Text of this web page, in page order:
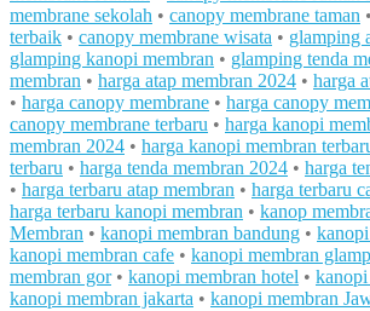
membrane sekolah • canopy membrane taman •
terbaik • canopy membrane wisata • glamping
glamping kanopi membran • glamping tenda
membran • harga atap membran 2024 • harga
• harga canopy membrane • harga canopy
canopy membrane terbaru • harga kanopi
membran 2024 • harga kanopi membran
terbaru • harga tenda membran 2024 • harga
• harga terbaru atap membran • harga terbaru
harga terbaru kanopi membran • kanop
Membran • kanopi membran bandung •
kanopi membran cafe • kanopi membran
membran gor• kanopi membran hotel • kanopi
kanopi membran jakarta • kanopi membran